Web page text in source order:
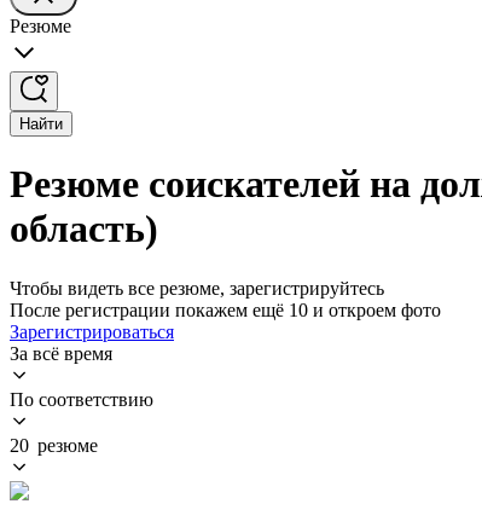
Резюме
Найти
Резюме соискателей на
область)
Чтобы видеть все резюме, зарегистрируйтесь
После регистрации покажем ещё 10 и откроем фото
Зарегистрироваться
За всё время
По соответствию
20 резюме